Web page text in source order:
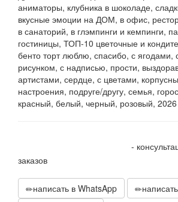
аниматоры, клубника в шоколаде,
вкусные эмоции на ДОМ, в офис,
в санаторий, в глэмпинги и кемпинги,
гостиницы, ТОП-10 цветочные и
бенто торт люблю, спасибо, с ягодами,
рисунком, с надписью, прости,
артистами, сердце, с цветами,
настроения, подруге/другу, семья,
красный, белый, черный, розовый, 2026
-
заказов
написать в WhatsApp